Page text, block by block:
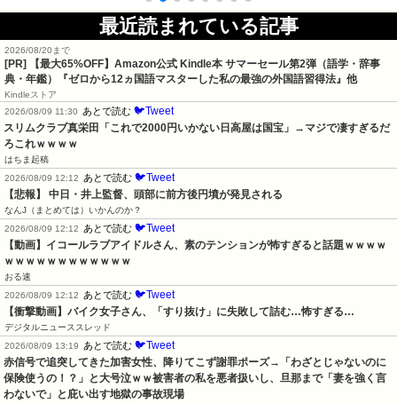
最近読まれている記事
2026/08/20まで
[PR]
【最大65%OFF】Amazon公式 Kindle本 サマーセール第2弾（語学・辞事
典・年鑑）『ゼロから12ヵ国語マスターした私の最強の外国語習得法』他
Kindleストア
2026/08/09 11:30
あとで読む 🐦Tweet
スリムクラブ真栄田「これで2000円いかない日高屋は国宝」→マジで凄すぎるだ
ろこれｗｗｗｗ
はちま起稿
2026/08/09 12:12
あとで読む 🐦Tweet
【悲報】 中日・井上監督、頭部に前方後円墳が発見される
なんJ（まとめては）いかんのか？
2026/08/09 12:12
あとで読む 🐦Tweet
【動画】イコールラブアイドルさん、素のテンションが怖すぎると話題ｗｗｗｗ
ｗｗｗｗｗｗｗｗｗｗｗｗ
おる速
2026/08/09 12:12
あとで読む 🐦Tweet
【衝撃動画】バイク女子さん、「すり抜け」に失敗して詰む…怖すぎる…
デジタルニューススレッド
2026/08/09 13:19
あとで読む 🐦Tweet
赤信号で追突してきた加害女性、降りてこず謝罪ポーズ→「わざとじゃないのに
保険使うの！？」と大号泣ｗｗ被害者の私を悪者扱いし、旦那まで「妻を強く言
わないで」と庇い出す地獄の事故現場